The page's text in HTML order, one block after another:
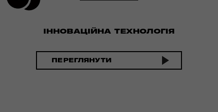
ІННОВАЦІЙНА ТЕХНОЛОГІЯ
ПЕРЕГЛЯНУТИ